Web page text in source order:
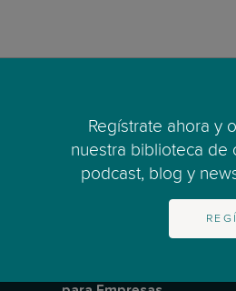
Regístrate ahora y
nuestra biblioteca de
podcast, blog y